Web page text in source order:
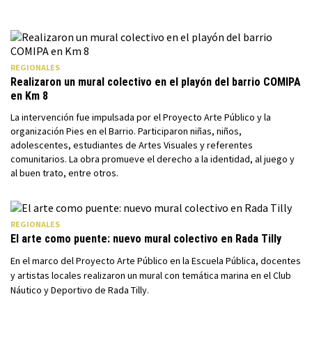
REGIONALES
Realizaron un mural colectivo en el playón del barrio COMIPA
en Km 8
La intervención fue impulsada por el Proyecto Arte Público y la
organización Pies en el Barrio. Participaron niñas, niños,
adolescentes, estudiantes de Artes Visuales y referentes
comunitarios. La obra promueve el derecho a la identidad, al juego y
al buen trato, entre otros.
REGIONALES
El arte como puente: nuevo mural colectivo en Rada Tilly
En el marco del Proyecto Arte Público en la Escuela Pública, docentes
y artistas locales realizaron un mural con temática marina en el Club
Náutico y Deportivo de Rada Tilly.